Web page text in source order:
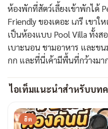
ห้องพักที่สัตว์เลี้ยงเข้าพักได้
Friendly ของเดอะ เภรี เขา
เป็นห้องแบบ Pool Villa ทั้งสอ
เบาะนอน ชามอาหาร และข
กก และที่นี่เค้ามีพื้นที่กว้างม
ไอเท็มแนะนำสำหรับบท
ฮิต